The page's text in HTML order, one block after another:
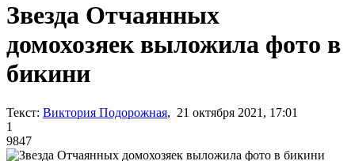
Звезда Отчаянных
домохозяек выложила фото в
бикини
Текст: Виктория Подорожная, 21 октября 2021, 17:01
1
9847